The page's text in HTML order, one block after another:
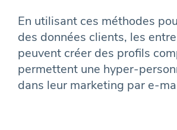
En utilisant ces méthodes
des données clients, les
peuvent créer des profils
permettent une hyper-
dans leur marketing par e-